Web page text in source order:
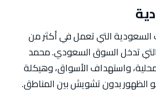
السعودية التي تعمل في أكثر من
التي تدخل السوق السعودي. محمد
واستهداف الأسواق، وهيكلة
الظهور بدون تشويش بين المناطق.